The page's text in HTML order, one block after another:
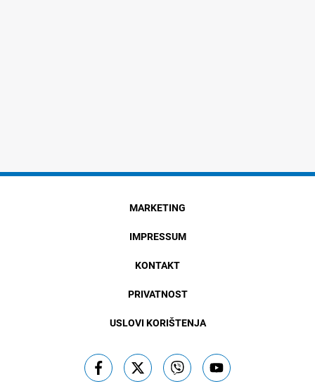
MARKETING
IMPRESSUM
KONTAKT
PRIVATNOST
USLOVI KORIŠTENJA